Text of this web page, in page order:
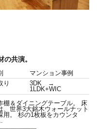
の共演。
マンション事例
り
3DK →
1LDK+WIC
棚＆ダイニングテーブル。 床
、世界3大銘木ウォールナット
用。 杉の1枚板をカウンタ